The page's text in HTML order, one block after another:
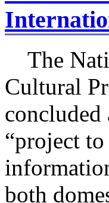
The
Cultural
concluded
“project
both